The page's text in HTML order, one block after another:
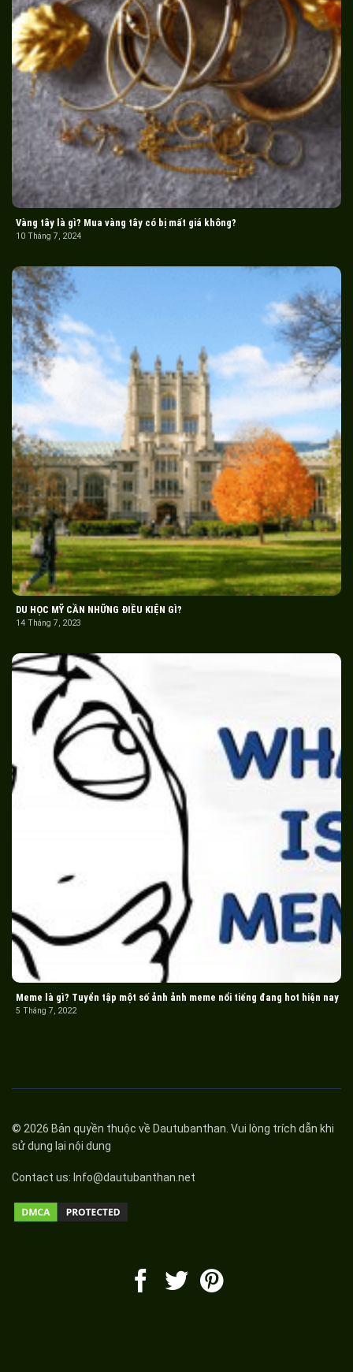
Vàng tây là gì? Mua vàng tây có bị mất giá không?
10 Tháng 7, 2024
DU HỌC MỸ CẦN NHỮNG ĐIỀU KIỆN GÌ?
14 Tháng 7, 2023
Meme là gì? Tuyển tập một số ảnh ảnh meme nổi tiếng đang hot hiện nay
5 Tháng 7, 2022
© 2026 Bản quyền thuộc về Dautubanthan . Vui lòng trích dẫn khi
sử dụng lại nội dung
Contact us: Info@dautubanthan.net